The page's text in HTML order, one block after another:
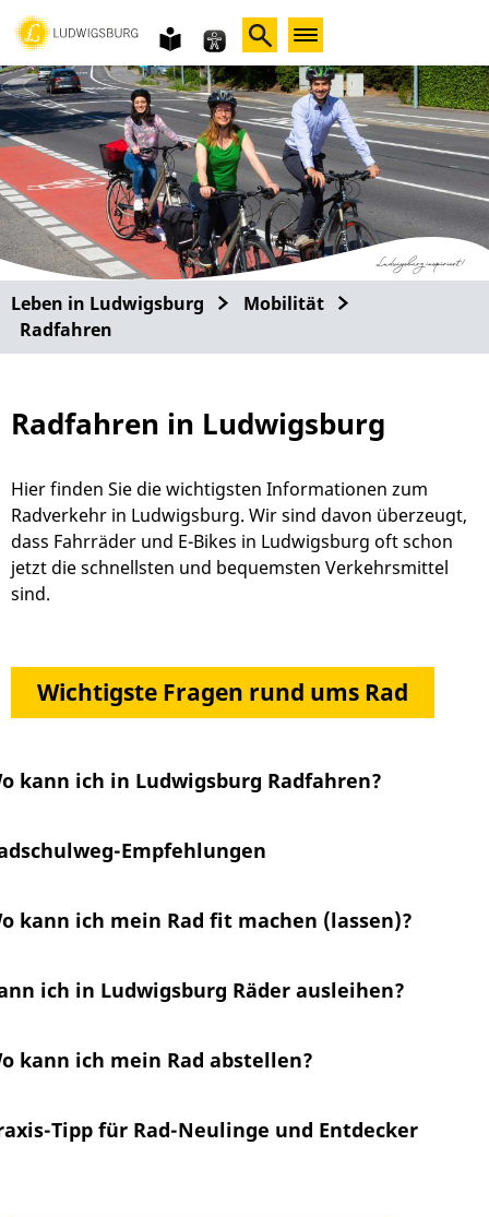
Gebärdensprache
leichte
Sprache
Leben in Ludwigsburg
Mobilität
Radfahren
Radfahren in Ludwigsburg
Hier finden Sie die wichtigsten Informationen zum
Radverkehr in Ludwigsburg. Wir sind davon überzeugt,
dass Fahrräder und E-Bikes in Ludwigsburg oft schon
jetzt die schnellsten und bequemsten Verkehrsmittel
sind.
Wichtigste Fragen rund ums Rad
kann ich in Ludwigsburg Radfahren?
Empfehlungen
kann ich mein Rad fit machen (lassen)?
ich in Ludwigsburg Räder ausleihen?
kann ich mein Rad abstellen?
Tipp für Rad-Neulinge und Entdecker